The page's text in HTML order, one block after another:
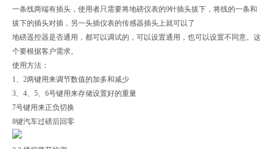
一条线两端有插头，使用者只需要将地磅仪表的9针插头拔下，将线的一条和
拔下的插头对插，另一头插仪表的传感器插头上就可以了
地磅遥控器是否通用，都可以调试的，可以设置通用，也可以设置不同意。这
个要根据客户需求。
使用方法：
1、2两键用来调节数值的加多和减少
3、4、5、6号键用来存储设置好的重量
7号键用来正负切换
8键汽车过磅后回零